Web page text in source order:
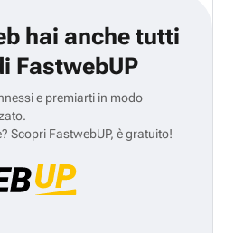
hai anche tutti
FastwebUP
e premiarti in modo
Scopri FastwebUP, è gratuito!